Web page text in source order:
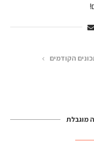
הקודמים
מוגבלת